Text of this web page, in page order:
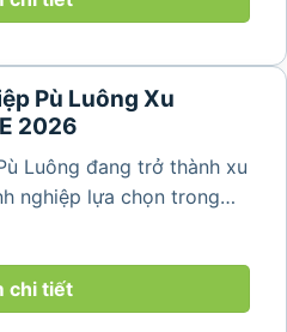
Pù Luông Xu
2026
Luông đang trở thành xu
nghiệp lựa chọn trong
hợp nghỉ dưỡng, hội
càng tăng. Không chỉ
thư giãn...
chi tiết